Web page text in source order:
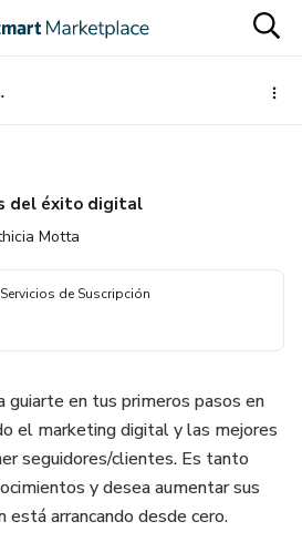
digital
del éxito digital
Motta
de Suscripción
guiarte en tus primeros pasos en
el marketing digital y las mejores
seguidores/clientes. Es tanto
y desea aumentar sus
está arrancando desde cero.